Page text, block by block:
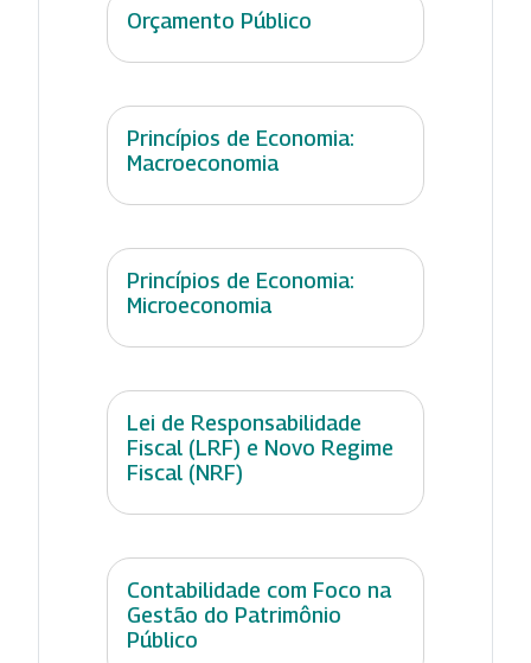
Orçamento Público
Princípios de Economia:
Macroeconomia
Princípios de Economia:
Microeconomia
Lei de Responsabilidade
Fiscal (LRF) e Novo Regime
Fiscal (NRF)
Contabilidade com Foco na
Gestão do Patrimônio
Público